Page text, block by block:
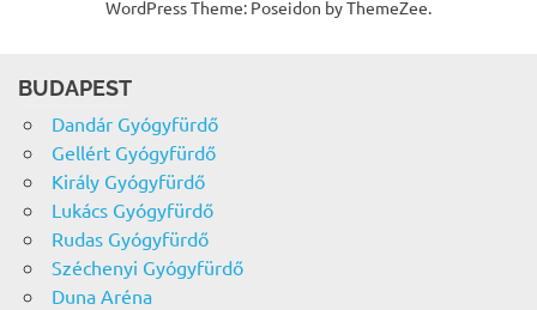
WordPress Theme: Poseidon by ThemeZee.
BUDAPEST
Dandár Gyógyfürdő
Gellért Gyógyfürdő
Király Gyógyfürdő
Lukács Gyógyfürdő
Rudas Gyógyfürdő
Széchenyi Gyógyfürdő
Duna Aréna